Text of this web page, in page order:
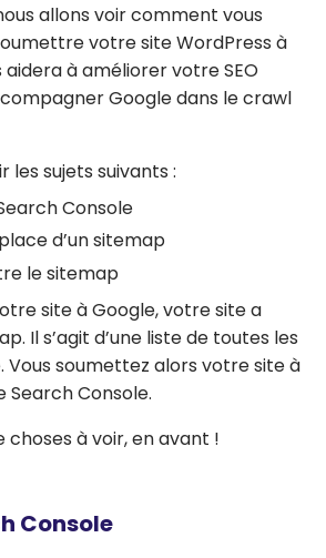
allons voir comment vous
votre site WordPress à
aidera à améliorer votre SEO
Google dans le crawl
les sujets suivants :
Console
d’un sitemap
le sitemap
site à Google, votre site a
Il s’agit d’une liste de toutes les
Vous soumettez alors votre site à
Search Console.
choses à voir, en avant !
Console